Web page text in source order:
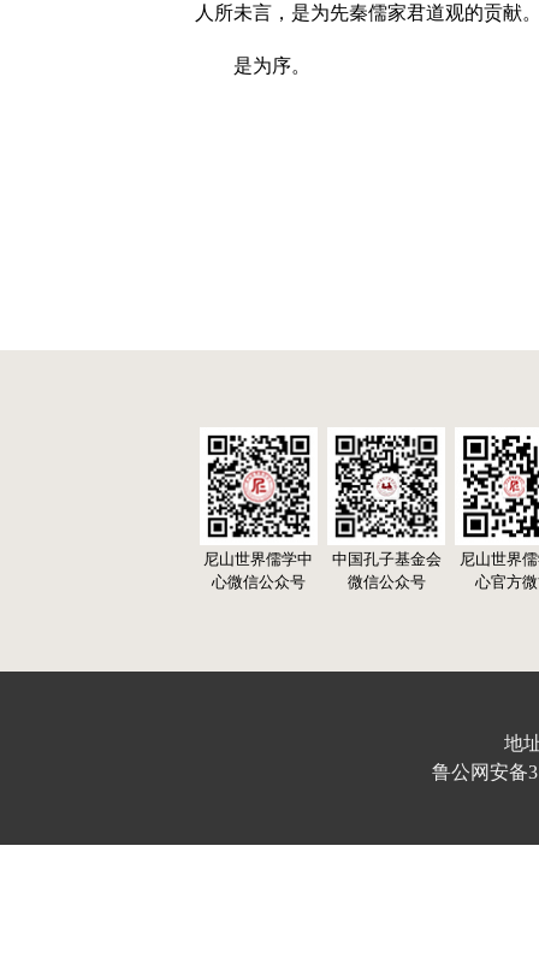
人所未言，是为先秦儒家君道观的贡献
是为序。
尼山世界儒学中
心微信公众号
中国孔子基金会
微信公众号
尼山世界
心官方
地
鲁公网安备